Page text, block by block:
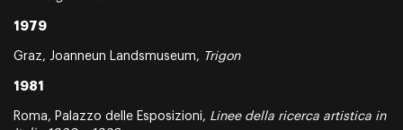
1979
Graz, Joanneun Landsmuseum, Trigon
1981
Roma, Palazzo delle Esposizioni, Linee della ricerca artistica in